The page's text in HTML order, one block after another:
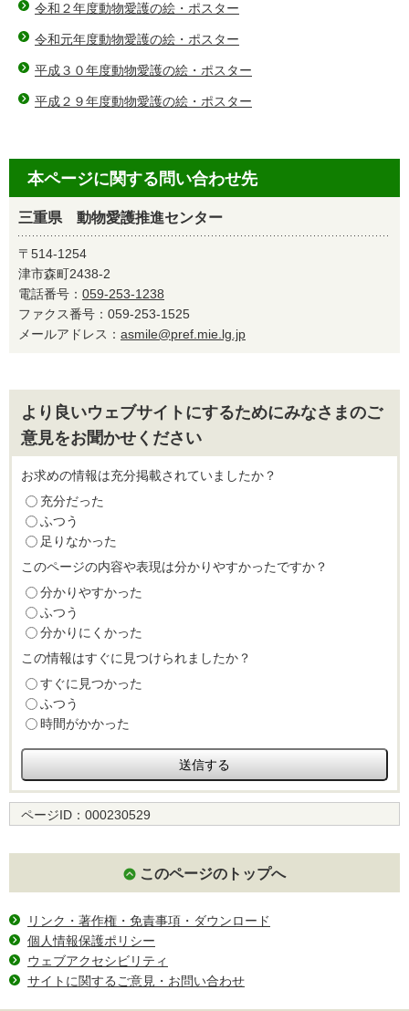
令和２年度動物愛護の絵・ポスター
令和元年度動物愛護の絵・ポスター
平成３０年度動物愛護の絵・ポスター
平成２９年度動物愛護の絵・ポスター
本ページに関する問い合わせ先
三重県 動物愛護推進センター
〒514-1254
津市森町2438-2
電話番号： 059-253-1238
ファクス番号：059-253-1525
メールアドレス： asmile@pref.mie.lg.jp
より良いウェブサイトにするためにみなさまのご
意見をお聞かせください
お求めの情報は充分掲載されていましたか？
充分だった
ふつう
足りなかった
このページの内容や表現は分かりやすかったですか？
分かりやすかった
ふつう
分かりにくかった
この情報はすぐに見つけられましたか？
すぐに見つかった
ふつう
時間がかかった
ページID： 000230529
このページのトップへ
リンク・著作権・免責事項・ダウンロード
個人情報保護ポリシー
ウェブアクセシビリティ
サイトに関するご意見・お問い合わせ